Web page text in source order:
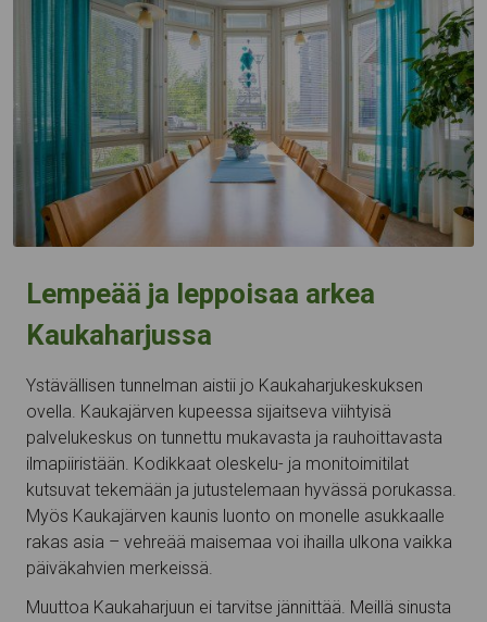
Lempeää ja leppoisaa arkea
Kaukaharjussa
Ystävällisen tunnelman aistii jo Kaukaharjukeskuksen
ovella. Kaukajärven kupeessa sijaitseva viihtyisä
palvelukeskus on tunnettu mukavasta ja rauhoittavasta
ilmapiiristään. Kodikkaat oleskelu- ja monitoimitilat
kutsuvat tekemään ja jutustelemaan hyvässä porukassa.
Myös Kaukajärven kaunis luonto on monelle asukkaalle
rakas asia – vehreää maisemaa voi ihailla ulkona vaikka
päiväkahvien merkeissä.
Muuttoa Kaukaharjuun ei tarvitse jännittää. Meillä sinusta